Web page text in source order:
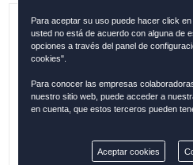
Referencia: ESP024
Bolsillos interiores
Para aceptar su uso puede hacer click
usted no está de acuerdo con alguna de
opciones a través del panel de
cookies".
Para conocer las empresas
nuestro sitio web, puede acceder a
en cuenta, que estos terceros pueden
Aceptar cookies